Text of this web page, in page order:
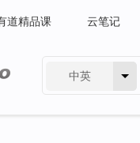
道精品课 云笔记
中英